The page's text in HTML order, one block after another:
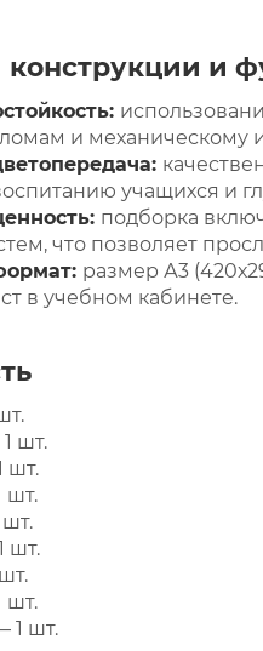
и
и механическому
учащихся и
подборка
что позволяет
размер А3
в учебном кабинете.
шт.
шт.
шт.
шт.
шт.
1 шт.